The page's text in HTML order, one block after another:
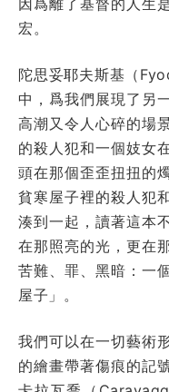
宏。
陀思妥耶夫斯基（
中，爲我們展現了另
高潮又令人心碎的場
的殺人犯和一個妓女
頭在那個歪歪扭扭的
貧寒屋子裡的殺人犯
湊到一起，讀著這本
在那照亮的光，更在
苦難、罪、黑暗：一
屋子」。
我們可以在一切藝術
的繪畫帶著傷痕的記